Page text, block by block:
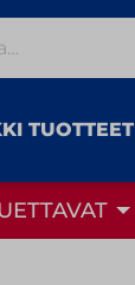
TUOTTEET